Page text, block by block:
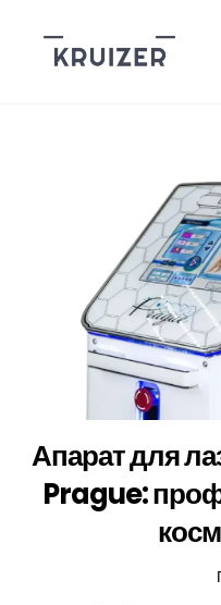
content
Апарат для
Prague: